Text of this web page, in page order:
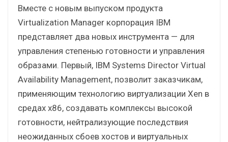
Вместе с новым выпуском продукта
Virtualization Manager корпорация IBM
представляет два новых инструмента — для
управления степенью готовности и управления
образами. Первый, IBM Systems Director Virtual
Availability Management, позволит заказчикам,
применяющим технологию виртуализации Xen в
средах x86, создавать комплексы высокой
готовности, нейтрализующие последствия
неожиданных сбоев хостов и виртуальных